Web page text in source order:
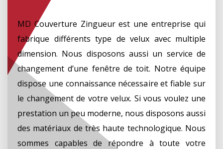
MD Couverture Zingueur est une entreprise qui
fabrique différents type de velux avec multiple
dimension. Nous disposons aussi un service de
changement d’une fenêtre de toit. Notre équipe
dispose une connaissance nécessaire et fiable sur
le changement de votre velux. Si vous voulez une
prestation un peu moderne, nous disposons aussi
des matériaux de très haute technologique. Nous
sommes capables de répondre à toute votre